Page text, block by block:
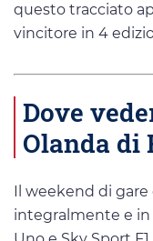
questo tracciato
vincitore in 4
Dove
Olanda di
Il weekend di gare
integralmente e in